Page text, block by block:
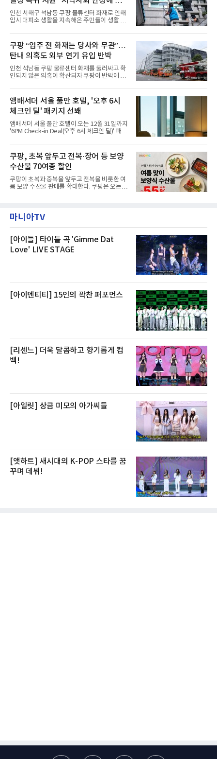
한편에 마련된 앰버드 존을 통해 앰버드의 세계
관을 소개해왔다. 앰버드 존은 앰버드가 우주여
행 중 수집한 다양한 굿즈를 전시한 '앰버드 플래
닛(Ambird Planet)과 계절별 플라워 연출로 사
라 극장을 모티브로 한 데코레이션으로 구성됐
다. 무대 공간 및 티켓 박스
력”
인천 서해구 석남동 쿠팡 물류센터 화재로 인해
임시 대피소 생활을 지속해온 주민들이 생활 터
필먼트서비스(CFS)가 지난 28일부터 화재 피해
주민을 대상으로 전문 출장 청소서비스 지원에
나섬으로써 본격적인 지역사회 복구 작업이 시
작된 것이다.대피소 주민 중심 청소 접수, 첫날
부터 2가구 지원 완료CFS는 신현초등학교, 신
현북초등학교, 신현여자중학교 등 인천 서해구
관내 임시 대피소 3곳에서 체류해온 화재 피해
민들의 호응 속에 CFS는 즉시 행동에 나섰다. 지
난 28일 오후 전문 청소업체와
쿠팡 “입주 전 화재는 당사와 무관”…
탄내 의혹도 외부 연기 유입 반박
인천 석남동 쿠팡 물류센터 화재를 둘러싸고 확
인되지 않은 의혹이 확산되자 쿠팡이 반박에 나
에 대해서는 외부 화재 연기 유입이라고 설명했
고, 2023년 같은 물류센터에서 발생한 화재에
대해서도 쿠팡 입주 전 공사 과정에서 벌어진 일
이라며 선을 그었다.쿠팡은 21일 인천 물류센터
내부에서 불이 타는 냄새가 났다는 의혹과 관련
해 “사실무근”이라는 입장을 밝혔다.회사 측은
“인근에서 지난 15일 다른 회사에서 발생한 대
것으로 확인됐다”고 설명했다.이어 “정확한 화
재 원인은 추후 조사될
앰배서더 서울 풀만 호텔, '오후 6시
체크인 딜' 패키지 선봬
앰배서더 서울 풀만 호텔이 오는 12월 31일까지
'6PM Check-in Deal(오후 6시 체크인 딜)' 패키
으로 여유로운 저녁 시간부터 호텔 스테이를 시
작할 수 있도록 준비됐다.앰배서더 서울 풀만 호
텔 측은 “퇴근 후 또는 주말 도심 속에서 짧지만
온전한 휴식을 원하는 고객들에게 특별한 경험
을 제공한다”고 밝혔다.패키지는 디럭스와 이그
제큐티브 두 가지 타입으로 구성된다. 디럭스 패
키지는 객실 1박(룸 온리)으로 심플한 호캉스를
스 센터 사우나 2인 이용 혜택이 포함된다.특히
클럽 앰배서더 라운지
쿠팡, 초복 앞두고 전복·장어 등 보양
수산물 70여종 할인
쿠팡이 초복과 중복을 앞두고 전복을 비롯한 여
름 보양 수산물 판매를 확대한다. 쿠팡은 오는
우 등이 포함됐다. 쿠팡은 올해 큰 크기의 전복
생산량이 늘어난 점을 반영해 주요 산지 상품을
전복은 산지에서 채취한 뒤 전국으로 직송되는
방식으로 운영된다. 신선도가 중요한 상품인 만
큼 이르면 다음 날 오전 배송이 가능하도록 물류
마니아TV
[아이들] 타이틀 곡 'Gimme Dat
Love' LIVE STAGE
[아이덴티티] 15인의 꽉찬 퍼포먼스
[리센느] 더욱 달콤하고 향기롭게 컴
백!
[아일릿] 상큼 미모의 아가씨들
[앳하트] 새시대의 K-POP 스타를 꿈
꾸며 데뷔!